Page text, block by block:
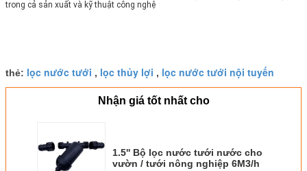
trong cả sản xuất và kỹ thuật công nghệ
thẻ: lọc nước tưới , lọc thủy lợi , lọc nước tưới nội tuyến
Nhận giá tốt nhất cho
1.5'' Bộ lọc nước tưới nước cho
vườn / tưới nông nghiệp 6M3/h